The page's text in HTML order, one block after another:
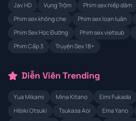
Jav HD Vụng Trộm Phim sex hiếp dâm
Phim sex không che
Phim sex loạn luân
Phim Sex Học Đường
Phim sex vietsub
Phim Cấp 3
Truyện Sex 18+
Diễn Viên Trending
Yua Mikami Mina Kitano Eimi Fukada
Hibiki Otsuki
Tsukasa Aoi Ema Yano